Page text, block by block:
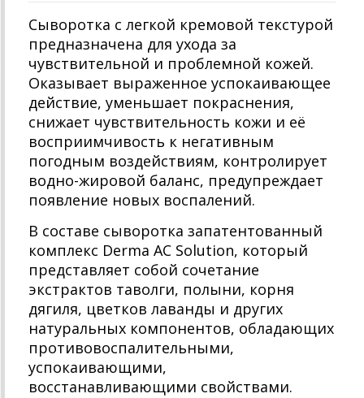
Сыворотка с легкой кремовой текстурой
предназначена для ухода за
чувствительной и проблемной кожей.
Оказывает выраженное успокаивающее
действие, уменьшает покраснения,
снижает чувствительность кожи и её
восприимчивость к негативным
погодным воздействиям, контролирует
водно-жировой баланс, предупреждает
появление новых воспалений.
В составе сыворотка запатентованный
комплекс Derma AC Solution, который
представляет собой сочетание
экстрактов таволги, полыни, корня
дягиля, цветков лаванды и других
натуральных компонентов, обладающих
противовоспалительными,
успокаивающими,
восстанавливающими свойствами.